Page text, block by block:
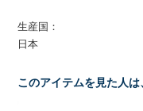
生産国：
日本
このアイテムを見た人